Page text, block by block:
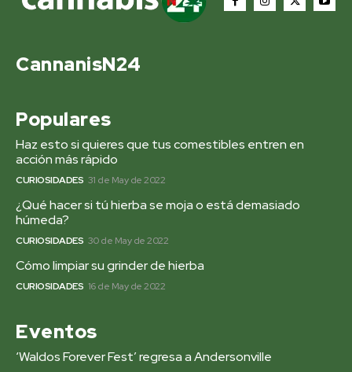
CannanisN24
Populares
Haz esto si quieres que tus comestibles entren en
acción más rápido
CURIOSIDADES 31 de May de 2022
¿Qué hacer si tú hierba se moja o está demasiado
húmeda?
CURIOSIDADES 30 de May de 2022
Cómo limpiar su grinder de hierba
CURIOSIDADES 16 de May de 2022
Eventos
‘Waldos Forever Fest’ regresa a Andersonville